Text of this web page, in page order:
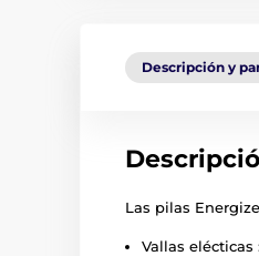
Descripción y
Las pilas
Vallas elécticas